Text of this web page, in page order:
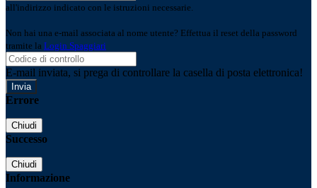
all'indirizzo indicato con le istruzioni necessarie.
Non hai una e-mail associata al nome utente? Effettua il reset della password
tramite la Login Spaggiari
E-mail inviata, si prega di controllare la casella di posta elettronica!
Errore
Chiudi
Successo
Chiudi
Informazione